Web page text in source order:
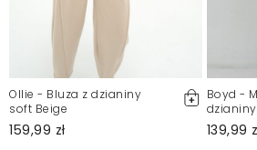
Ollie - Bluza z dzianiny
soft Beige
159,99 zł
Boyd -
139,99